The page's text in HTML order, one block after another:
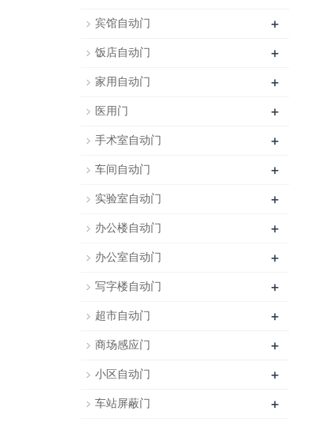
宾馆自动门 +
饭店自动门 +
家用自动门 +
医用门 +
手术室自动门 +
车间自动门 +
实验室自动门 +
办公楼自动门 +
办公室自动门 +
写字楼自动门 +
超市自动门 +
商场感应门 +
小区自动门 +
车站屏蔽门 +